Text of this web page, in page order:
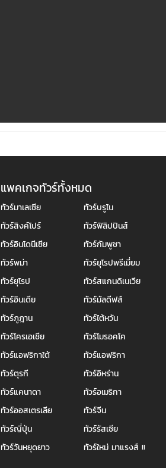
แพคเกจทัวร์ทั้งหมด
ทัวร์มาเลเซีย ทัวร์บรูไน
ทัวร์สิงค์โปร์
ทัวร์ฟิลิปปินส์
ทัวร์อินโดนีเซีย
ทัวร์กัมพูชา
ทัวร์พม่า
ทัวร์ยุโรปพรีเมี่ยม
ทัวร์ยุโรป
ทัวร์สแกนดิเนเวีย
ทัวร์อินเดีย
ทัวร์มัลดีฟส์
ทัวร์ภูฎาน
ทัวร์ไต้หวัน
ทัวร์โครเอเชีย
ทัวร์โมรอคโค
ทัวร์แอฟริกาใต้
ทัวร์แอฟริกา
ทัวร์ตุรกี
ทัวร์อิหร่าน
ทัวร์แคนาดา
ทัวร์อเมริกา
ทัวร์ออสเตรเลีย
ทัวร์จีน
ทัวร์ญี่ปุ่น
ทัวร์รัสเซีย
ทัวร์วันหยุดยาว
ทัวร์ใหม่ มาแรงส์ !!